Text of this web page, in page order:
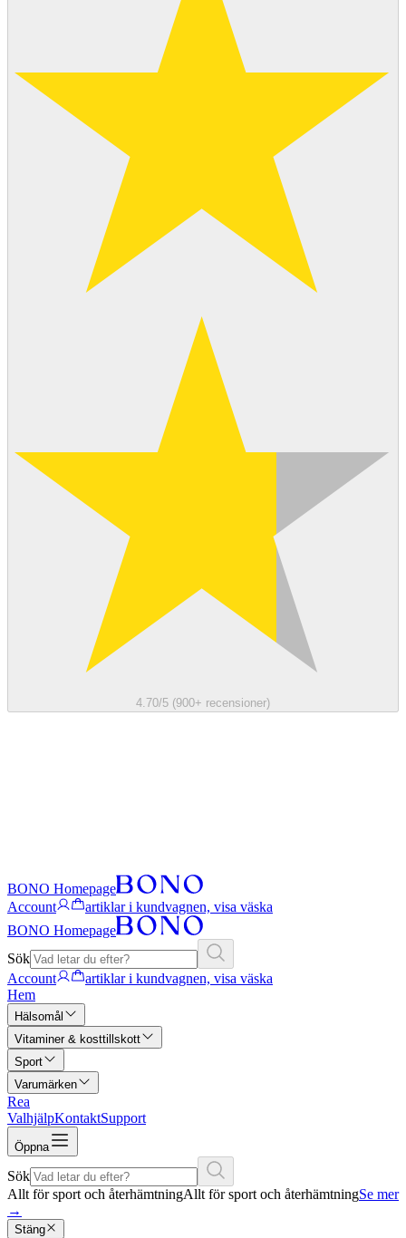
4.70/5 (900+ recensioner)
BONO Homepage
Account
artiklar i kundvagnen, visa väska
BONO Homepage
Sök
Account
artiklar i kundvagnen, visa väska
Hem
Hälsomål
Vitaminer & kosttillskott
Sport
Varumärken
Rea
ValhjälpKontaktSupport
Öppna
Sök
Allt för sport och återhämtningAllt för sport och återhämtningSe mer
→
Stäng